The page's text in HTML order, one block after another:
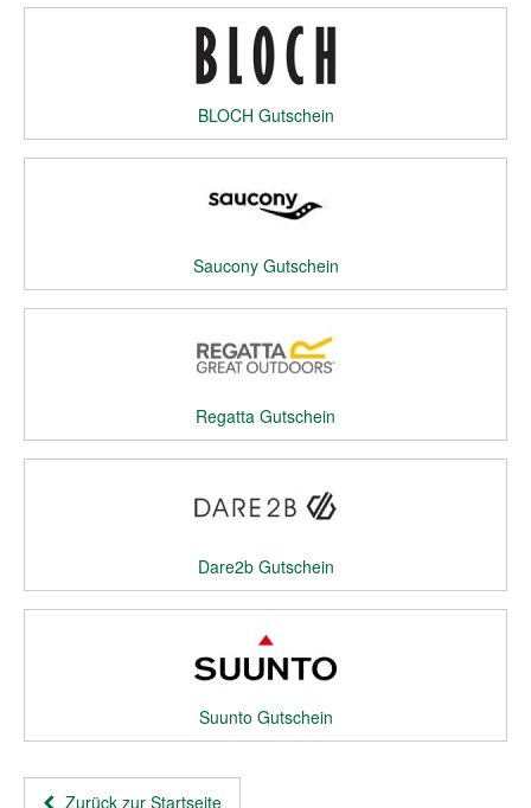
BLOCH Gutschein
Saucony Gutschein
Regatta Gutschein
Dare2b Gutschein
Suunto Gutschein
Zurück zur Startseite